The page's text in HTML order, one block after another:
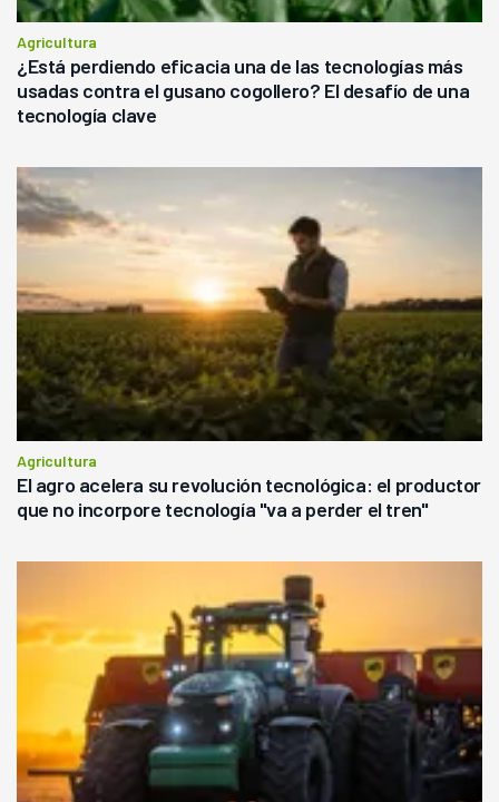
Agricultura
¿Está perdiendo eficacia una de las tecnologías más
usadas contra el gusano cogollero? El desafío de una
tecnología clave
Agricultura
El agro acelera su revolución tecnológica: el productor
que no incorpore tecnología "va a perder el tren"